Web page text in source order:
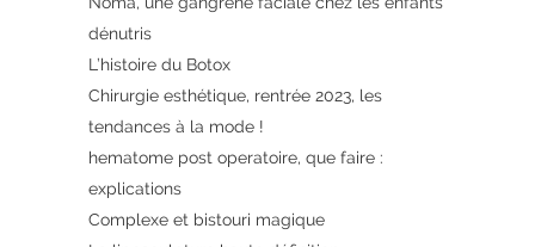
dénutris
L’histoire du Botox
Chirurgie esthétique, rentrée 2023, les
tendances à la mode !
hematome post operatoire, que faire :
explications
Complexe et bistouri magique